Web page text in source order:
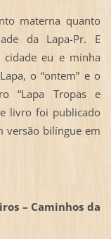
materna quanto
da Lapa-Pr. E
cidade eu e minha
o “ontem” e o
“Lapa Tropas e
livro foi publicado
versão bilíngue em
– Caminhos da